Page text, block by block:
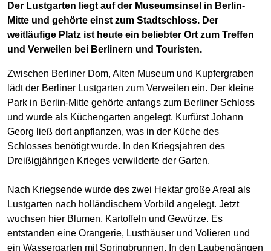
Der Lustgarten liegt auf der Museumsinsel in Berlin-
Mitte und gehörte einst zum Stadtschloss. Der
weitläufige Platz ist heute ein beliebter Ort zum Treffen
und Verweilen bei Berlinern und Touristen.
Zwischen Berliner Dom, Alten Museum und Kupfergraben
lädt der Berliner Lustgarten zum Verweilen ein. Der kleine
Park in Berlin-Mitte gehörte anfangs zum Berliner Schloss
und wurde als Küchengarten angelegt. Kurfürst Johann
Georg ließ dort anpflanzen, was in der Küche des
Schlosses benötigt wurde. In den Kriegsjahren des
Dreißigjährigen Krieges verwilderte der Garten.
Nach Kriegsende wurde des zwei Hektar große Areal als
Lustgarten nach holländischem Vorbild angelegt. Jetzt
wuchsen hier Blumen, Kartoffeln und Gewürze. Es
entstanden eine Orangerie, Lusthäuser und Volieren und
ein Wassergarten mit Springbrunnen. In den Laubengängen